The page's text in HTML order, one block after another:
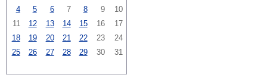
4
5 6 7 8 9
10
11
12 13 14 15 16
17
18
19 20 21 22 23
24
25
26 27 28 29 30 31